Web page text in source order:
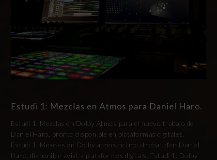
Estudi 1: Mezclas en Atmos para Daniel Haro.
Estudi 1: Mezclas en Dolby Atmos para el nuevo trabajo de
Daniel Haro, pronto disponible en plataformas digitales.
Estudi 1: Mescles en Dolby atmos pel nou treball d’en Daniel
Haro, disponible aviat a plataformes digitals. Estudi 1: Dolby